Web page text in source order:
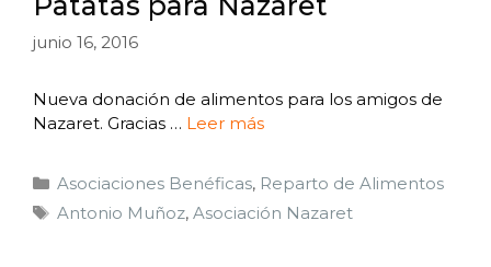
junio 16, 2016
Nueva donación de alimentos para los amigos de
Nazaret. Gracias … Leer más
Asociaciones Benéficas, Reparto de Alimentos
Antonio Muñoz, Asociación Nazaret